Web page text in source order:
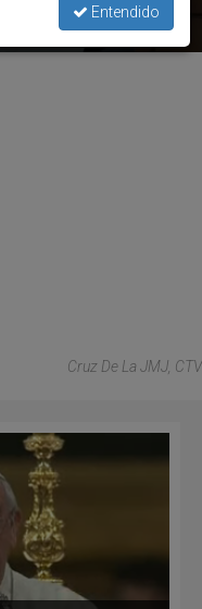
Cruz De La JMJ, CTV
Entendido